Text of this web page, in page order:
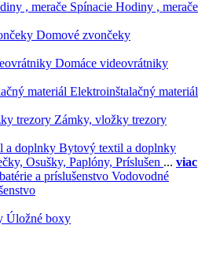
Spínacie Hodiny , merače
Domové zvončeky
Domáce videovrátniky
Elektroinštalačný materiál
Zámky, vložky trezory
Bytový textil a doplnky
Osušky, Paplóny, Príslušen ... viac
Vodovodné
Úložné boxy